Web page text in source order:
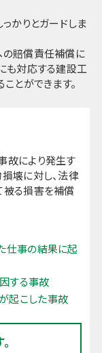
かりとガードしま
賠償責任補償に
も対応する建設工
とができます。
故により発生す
壊に対し、法律
被る損害を補償
仕事の結果に起
する事故
起こした事故